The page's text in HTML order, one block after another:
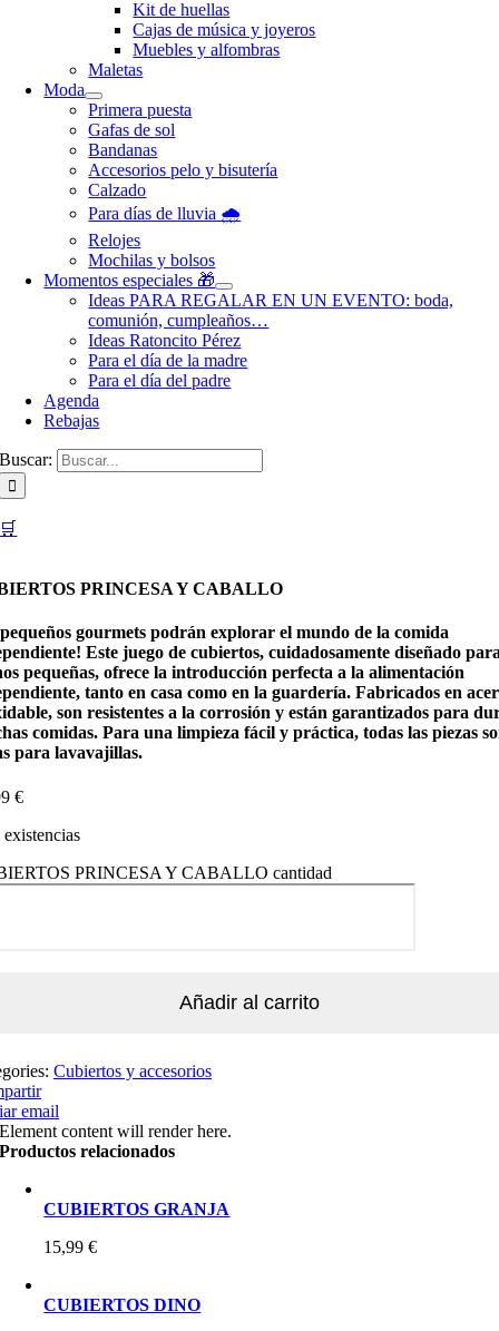
Kit de huellas
Cajas de música y joyeros
Muebles y alfombras
Maletas
Moda
Primera puesta
Gafas de sol
Bandanas
Accesorios pelo y bisutería
Calzado
Para días de lluvia 🌧️
Relojes
Mochilas y bolsos
Momentos especiales 🎁
Ideas PARA REGALAR EN UN EVENTO: boda,
comunión, cumpleaños…
Ideas Ratoncito Pérez
Para el día de la madre
Para el día del padre
Agenda
Rebajas
Buscar:
🛒
PRINCESA Y CABALLO
pequeños gourmets podrán explorar el mundo de la comida
Este juego de cubiertos, cuidadosamente diseñado
pequeñas, ofrece la introducción perfecta a la alimentación
tanto en casa como en la guardería. Fabricados en
son resistentes a la corrosión y están garantizados para
comidas. Para una limpieza fácil y práctica, todas las piezas
para lavavajillas.
€
PRINCESA Y CABALLO cantidad
Añadir al carrito
Cubiertos y accesorios
email
Element content will render here.
Productos relacionados
CUBIERTOS GRANJA
15,99€
CUBIERTOS DINO